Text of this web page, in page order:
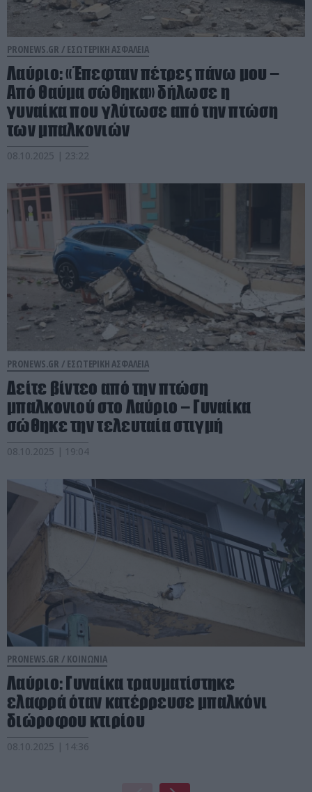
PRONEWS.GR / ΕΣΩΤΕΡΙΚΗ ΑΣΦΑΛΕΙΑ
Λαύριο: «Έπεφταν πέτρες πάνω μου –
Από θαύμα σώθηκα» δήλωσε η
γυναίκα που γλύτωσε από την πτώση
των μπαλκονιών
08.10.2025 | 23:22
PRONEWS.GR / ΕΣΩΤΕΡΙΚΗ ΑΣΦΑΛΕΙΑ
Δείτε βίντεο από την πτώση
μπαλκονιού στο Λαύριο – Γυναίκα
σώθηκε την τελευταία στιγμή
08.10.2025 | 19:04
PRONEWS.GR / ΚΟΙΝΩΝΙΑ
Λαύριο: Γυναίκα τραυματίστηκε
ελαφρά όταν κατέρρευσε μπαλκόνι
διώροφου κτιρίου
08.10.2025 | 14:36